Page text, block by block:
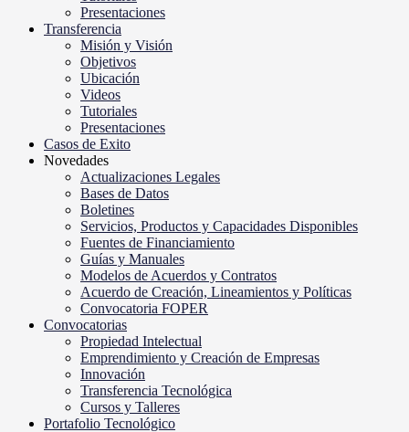
Presentaciones
Transferencia
Misión y Visión
Objetivos
Ubicación
Videos
Tutoriales
Presentaciones
Casos de Exito
Novedades
Actualizaciones Legales
Bases de Datos
Boletines
Servicios, Productos y Capacidades Disponibles
Fuentes de Financiamiento
Guías y Manuales
Modelos de Acuerdos y Contratos
Acuerdo de Creación, Lineamientos y Políticas
Convocatoria FOPER
Convocatorias
Propiedad Intelectual
Emprendimiento y Creación de Empresas
Innovación
Transferencia Tecnológica
Cursos y Talleres
Portafolio Tecnológico